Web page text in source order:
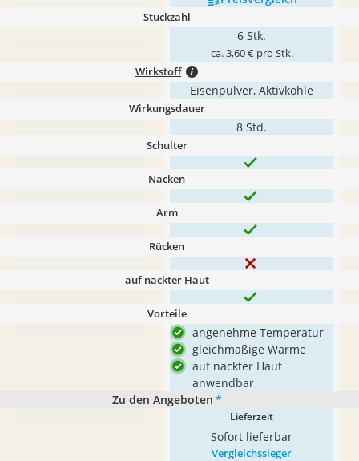
Stückzahl
6 Stk.
ca. 3,60 € pro Stk.
Wirkstoff
Eisenpulver, Aktivkohle
Wirkungsdauer
8 Std.
Schulter
Nacken
Arm
Rücken
auf nackter Haut
Vorteile
angenehme Temperatur
gleichmäßige Wärme
auf nackter Haut
anwendbar
Zu den Angeboten *
Lieferzeit
Sofort lieferbar
Vergleichssieger